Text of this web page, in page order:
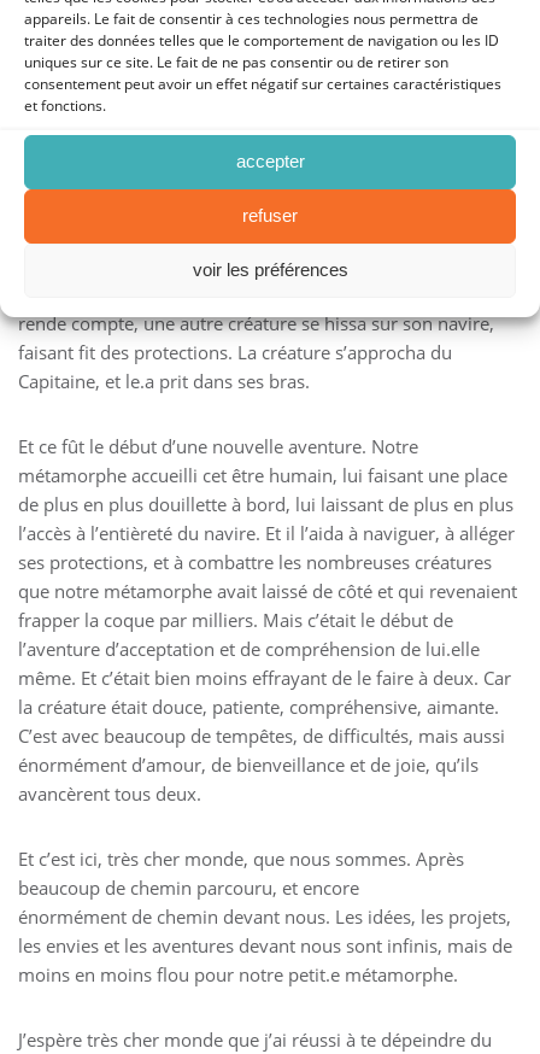
appareils. Le fait de consentir à ces technologies nous permettra de
traiter des données telles que le comportement de navigation ou les ID
uniques sur ce site. Le fait de ne pas consentir ou de retirer son
consentement peut avoir un effet négatif sur certaines caractéristiques
et fonctions.
accepter
refuser
voir les préférences
d’autant plus, interdisant à quiconque de monter à bord.
Quelque temps où iel s’autorisa à l’oublie. A s’oublier lui.elle.
Petit.emétamorphe se laissa porter par les vagues, quel
quelles soient, et vogua au hasard. Et les complications
s’accumulaient, mais iel avait décidé de les ignorer. C’était
un.e Capitaine fort.e et rien ne pouvait l’atteindre. En tout
rende compte, une autre créature se hissa sur son navire,
faisant fit des protections. La créature s’approcha du
Capitaine, et le.a prit dans ses bras.
Et ce fût le début d’une nouvelle aventure. Notre
métamorphe accueilli cet être humain, lui faisant une place
de plus en plus douillette à bord, lui laissant de plus en plus
l’accès à l’entièreté du navire. Et il l’aida à naviguer, à alléger
ses protections, et à combattre les nombreuses créatures
que notre métamorphe avait laissé de côté et qui revenaient
frapper la coque par milliers. Mais c’était le début de
l’aventure d’acceptation et de compréhension de lui.elle
même. Et c’était bien moins effrayant de le faire à deux. Car
la créature était douce, patiente, compréhensive, aimante.
C’est avec beaucoup de tempêtes, de difficultés, mais aussi
énormément d’amour, de bienveillance et de joie, qu’ils
avancèrent tous deux.
Et c’est ici, très cher monde, que nous sommes. Après
beaucoup de chemin parcouru, et encore
énormément de chemin devant nous. Les idées, les projets,
les envies et les aventures devant nous sont infinis, mais de
moins en moins flou pour notre petit.e métamorphe.
J’espère très cher monde que j’ai réussi à te dépeindre du